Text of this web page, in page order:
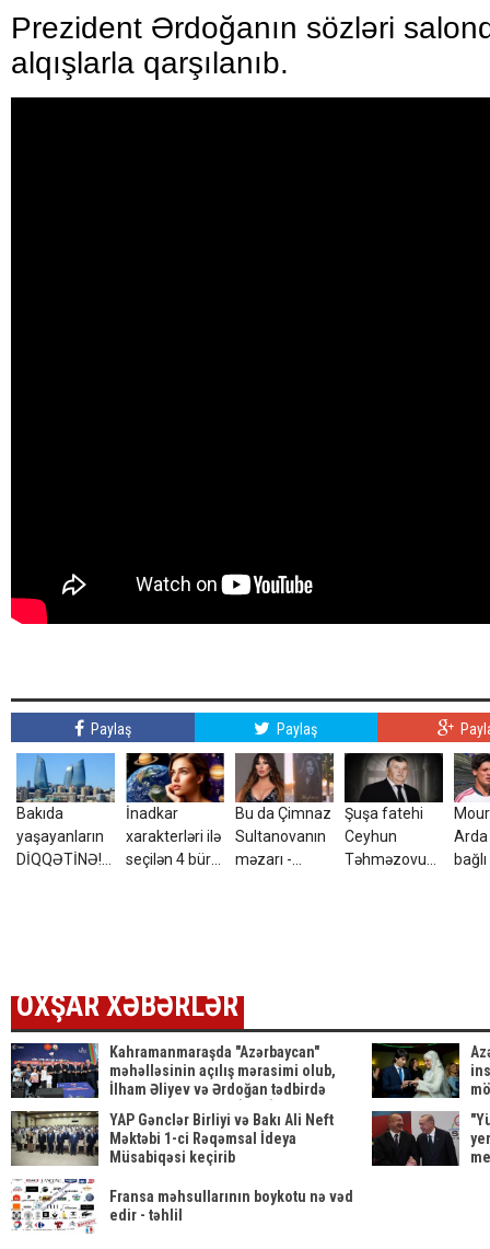
Prezident Ərdoğanın sözləri
alqışlarla qarşılanıb.
Paylaş Paylaş
Bakıda
yaşayanların
DİQQƏTİNƏ!7
İnadkar
xarakterləri ilə
seçilən 4 bürc:
Bu da Çimnaz
Sultanovanın
məzarı -
Şuşa fatehi
Ceyhun
Təhməzovun
Arda
OXŞAR XƏBƏRLƏR
Kahramanmaraşda "Azərbaycan"
məhəlləsinin açılış mərasimi olub,
İlham Əliyev və Ərdoğan tədbirdə
YAP Gənclər Birliyi və Bakı Ali Neft
Məktəbi 1-ci Rəqəmsal İdeya
Müsabiqəsi keçirib
Fransa məhsullarının boykotu nə vəd
edir - təhlil